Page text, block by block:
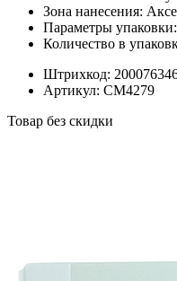
Зона нанесения:
Параметры упаковки:
Количество в
Штрихкод:
Артикул: СМ4279
Товар без скидки